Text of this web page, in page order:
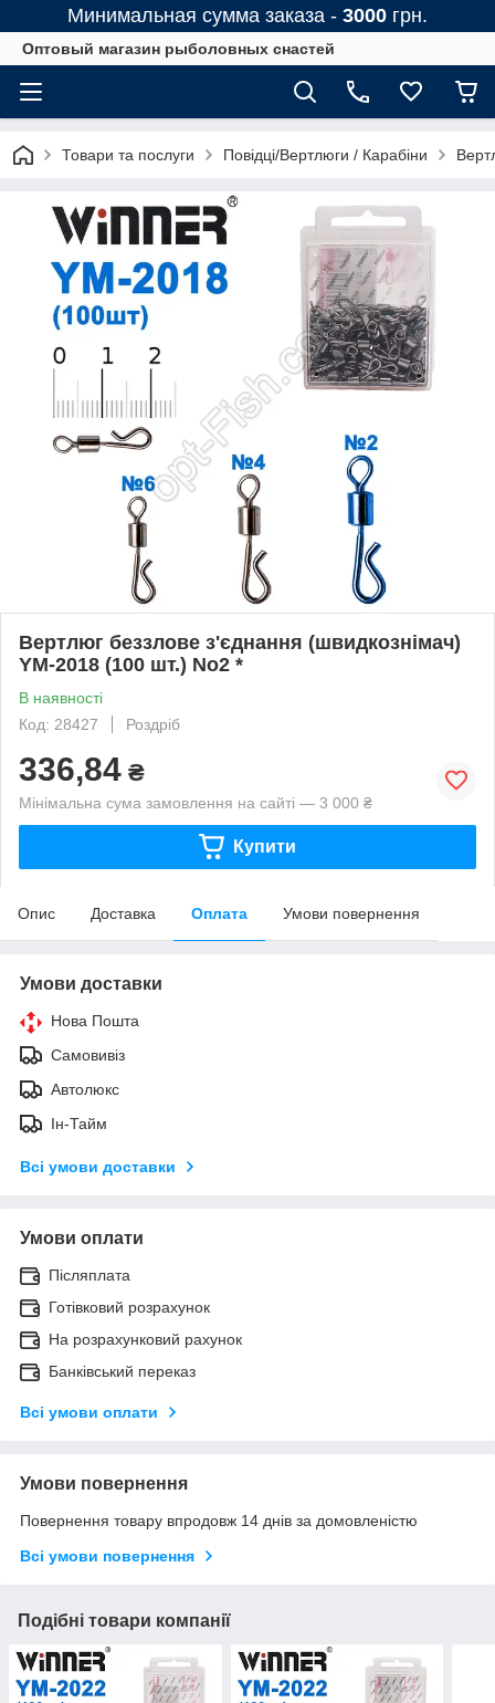
Минимальная сумма заказа - 3000 грн.
Оптовый магазин рыболовных снастей
Товари та послуги Повідці/Вертлюги / Карабіни
Вертлюг беззлове з'єднання (швидкознімач)
YM-2018 (100 шт.) No2 *
В наявності
Код: 28427
Роздріб
336,84 ₴
Мінімальна сума замовлення на сайті — 3 000 ₴
Купити
Опис Доставка Оплата Умови повернення
Умови доставки
Нова Пошта
Самовивіз
Автолюкс
Ін-Тайм
Всі умови доставки
Умови оплати
Післяплата
Готівковий розрахунок
На розрахунковий рахунок
Банківський переказ
Всі умови оплати
Умови повернення
Повернення товару впродовж 14 днів за домовленістю
Всі умови повернення
Подібні товари компанії